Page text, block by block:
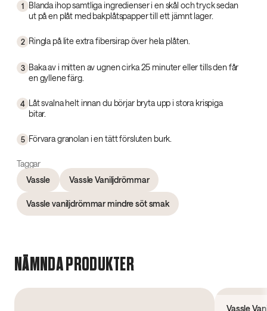
1
Blanda ihop samtliga ingredienser i en skål och tryck sedan
ut på en plåt med bakplåtspapper till ett jämnt lager.
2 Ringla på lite extra fibersirap över hela plåten.
3 Baka av i mitten av ugnen cirka 25 minuter eller tills den får
en gyllene färg.
4 Låt svalna helt innan du börjar bryta upp i stora krispiga
bitar.
5 Förvara granolan i en tätt försluten burk.
Taggar
Vassle
Vassle Vaniljdrömmar
Vassle vaniljdrömmar mindre söt smak
NÄMNDA PRODUKTER
Vassle